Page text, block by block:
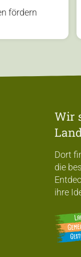
fördern
Wir
Dort
die
ihre